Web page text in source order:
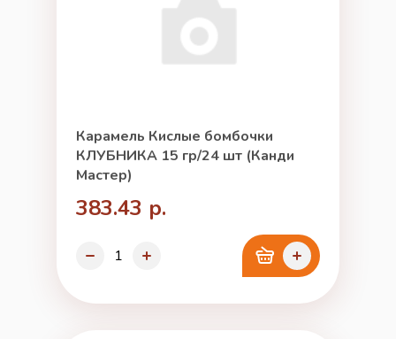
Карамель Кислые бомбочки
КЛУБНИКА 15 гр/24 шт (Канди
Мастер)
383.43 р.